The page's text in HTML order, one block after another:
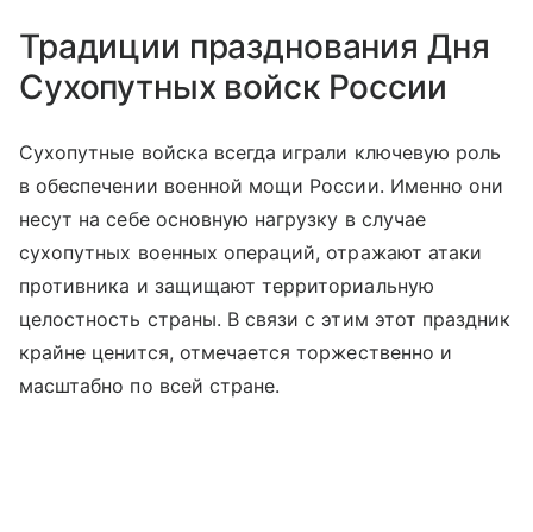
Традиции празднования Дня
Сухопутных войск России
Сухопутные войска всегда играли ключевую роль
в обеспечении военной мощи России. Именно они
несут на себе основную нагрузку в случае
сухопутных военных операций, отражают атаки
противника и защищают территориальную
целостность страны. В связи с этим этот праздник
крайне ценится, отмечается торжественно и
масштабно по всей стране.